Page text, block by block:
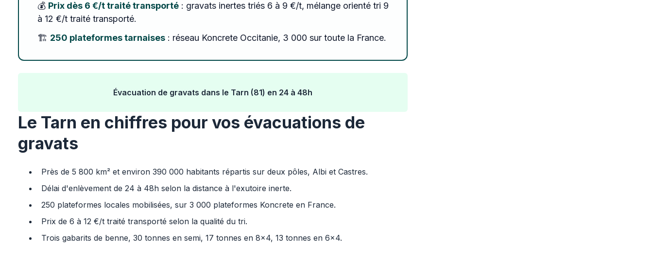
💰 Prix dès 6 €/t traité transporté : gravats inertes triés 6 à 9 €/t, mélange orienté tri 9
à 12 €/t traité transporté.
🏗️ 250 plateformes tarnaises : réseau Koncrete Occitanie, 3 000 sur toute la France.
Évacuation de gravats dans le Tarn (81) en 24 à 48h
Le Tarn en chiffres pour vos évacuations de
gravats
Près de 5 800 km² et environ 390 000 habitants répartis sur deux pôles, Albi et Castres.
Délai d'enlèvement de 24 à 48h selon la distance à l'exutoire inerte.
250 plateformes locales mobilisées, sur 3 000 plateformes Koncrete en France.
Prix de 6 à 12 €/t traité transporté selon la qualité du tri.
Trois gabarits de benne, 30 tonnes en semi, 17 tonnes en 8x4, 13 tonnes en 6x4.